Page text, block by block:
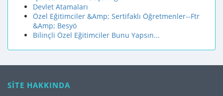
Devlet Atamaları
Özel Eğitimciler &Amp; Sertifaklı Öğretmenler--Ftr
&Amp; Besyö
Bilinçli Özel Eğitimciler Bunu Yapsın...
SİTE HAKKINDA